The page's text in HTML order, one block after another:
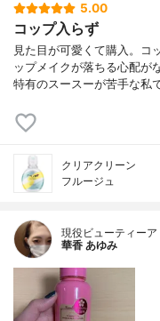
5.00
コップ入らず
見た目が可愛くて購入。コ
ップメイクが落ちる心配が
特有のスースーが苦手な私
クリアクリーン
フルージュ
現役ビューティーア
華香 あゆみ